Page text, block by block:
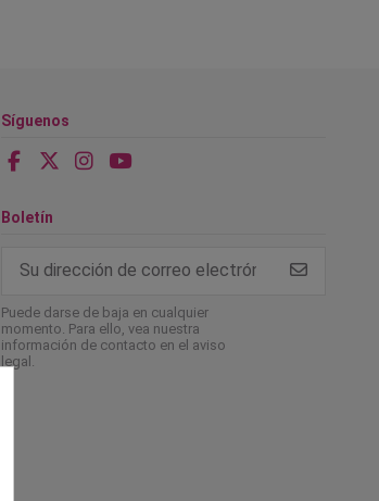
Síguenos
Boletín
Puede darse de baja en cualquier
momento. Para ello, vea nuestra
información de contacto en el aviso
legal.